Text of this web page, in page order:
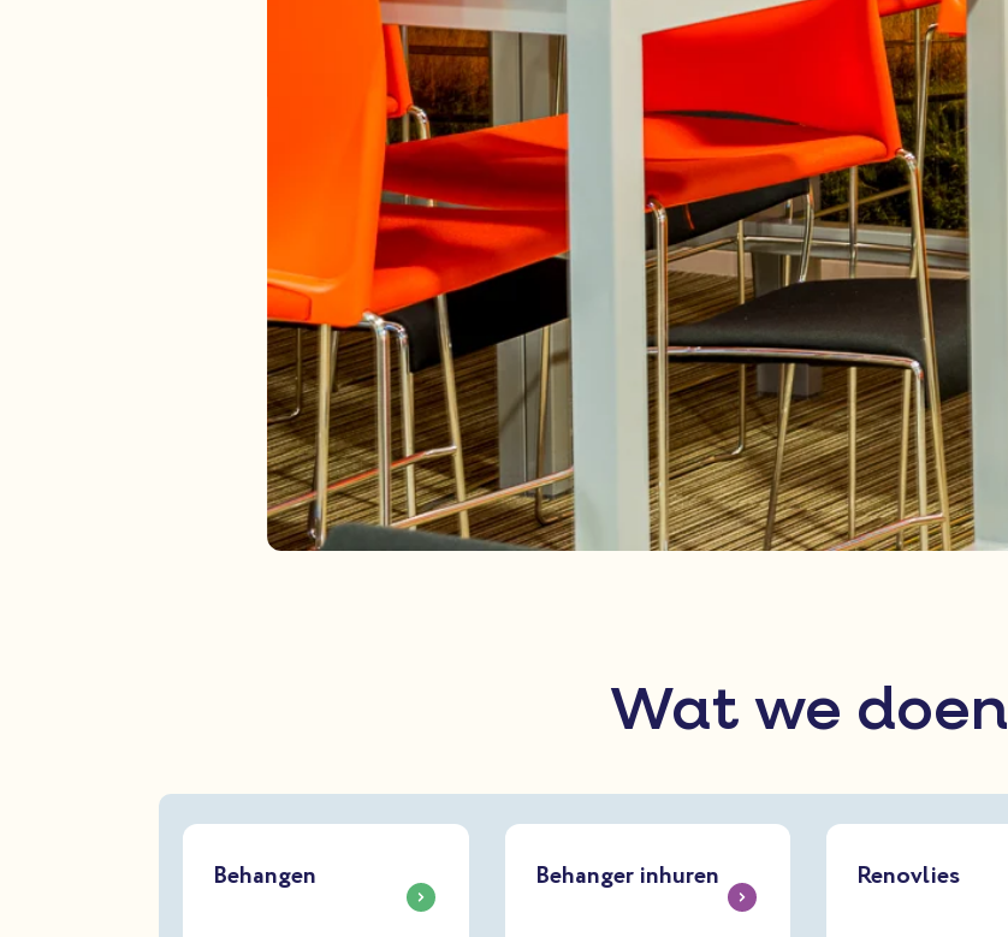
Wat we doen
Behangen Behanger inhuren Renovlies